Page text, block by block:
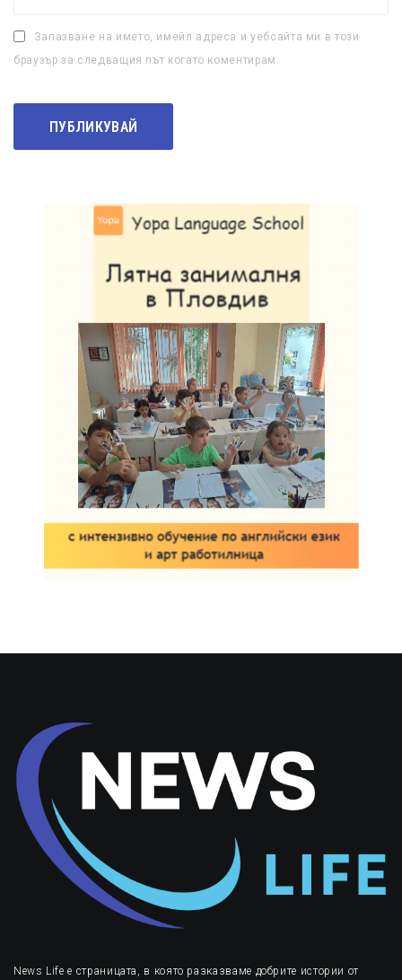
Запазване на името, имейл адреса и уебсайта ми в този
браузър за следващия път когато коментирам.
News Life е страницата, в която разказваме добрите истории от